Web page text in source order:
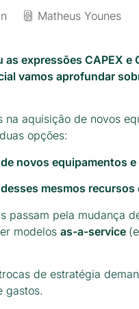
Matheus Younes
as expressões CAPEX
vamos aprofundar
na aquisição de novos
opções:
novos equipamentos
mesmos
passam pela mudança
modelos as-a-service
de estratégia
gastos.